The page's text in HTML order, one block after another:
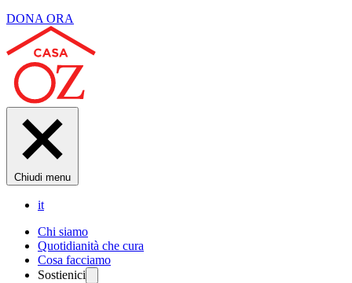
DONA ORA
Chiudi menu
it
Chi siamo
Quotidianità che cura
Cosa facciamo
Sostienici